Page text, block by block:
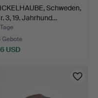
Schweden,
3, 19. Jahrhund…
Gebote
USD